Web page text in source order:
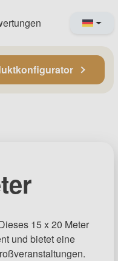
15 x 20 Meter
und bietet eine